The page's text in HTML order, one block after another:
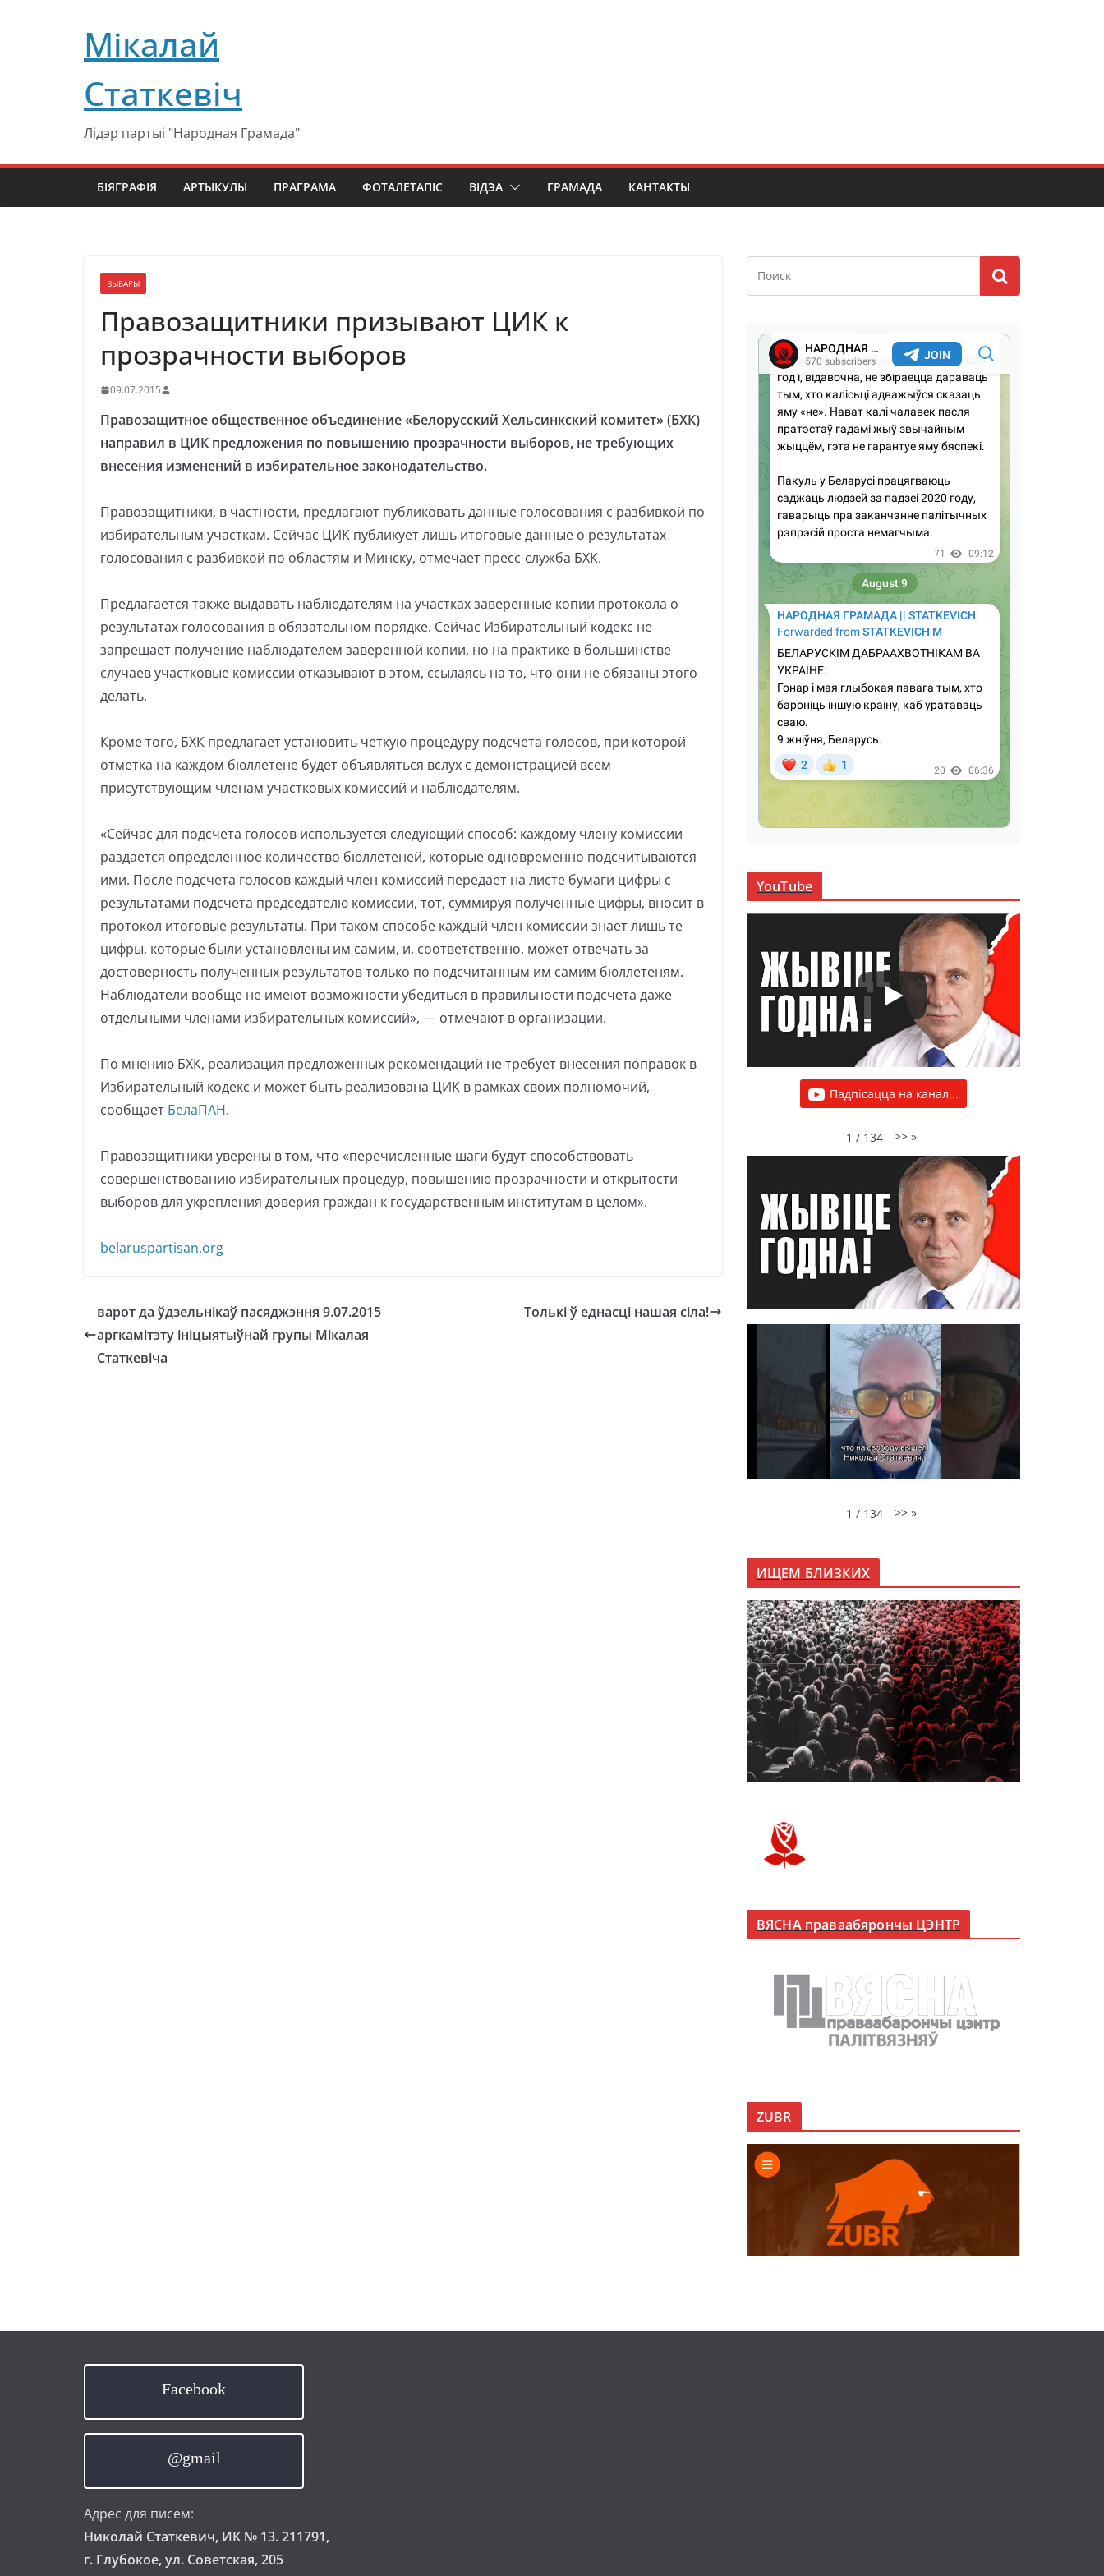
содержимомуМікалай
Статкевіч
Лідэр партыі "Народная Грамада"
БІЯГРАФІЯ АРТЫКУЛЫ ПРАГРАМА ФОТАЛЕТАПІС ВІДЭА ГРАМАДА КАНТАКТЫ
ВЫБАРЫ
Правозащитники призывают ЦИК к
прозрачности выборов
09.07.2015
Правозащитное общественное объединение «Белорусский Хельсинкский комитет» (БХК)
направил в ЦИК предложения по повышению прозрачности выборов, не требующих
внесения изменений в избирательное законодательство.
Правозащитники, в частности, предлагают публиковать данные голосования с разбивкой по
избирательным участкам. Сейчас ЦИК публикует лишь итоговые данные о результатах
голосования с разбивкой по областям и Минску, отмечает пресс-служба БХК.
Предлагается также выдавать наблюдателям на участках заверенные копии протокола о
результатах голосования в обязательном порядке. Сейчас Избирательный кодекс не
запрещает получение наблюдателем заверенной копии, но на практике в большинстве
случаев участковые комиссии отказывают в этом, ссылаясь на то, что они не обязаны этого
делать.
Кроме того, БХК предлагает установить четкую процедуру подсчета голосов, при которой
отметка на каждом бюллетене будет объявляться вслух с демонстрацией всем
присутствующим членам участковых комиссий и наблюдателям.
«Сейчас для подсчета голосов используется следующий способ: каждому члену комиссии
раздается определенное количество бюллетеней, которые одновременно подсчитываются
ими. После подсчета голосов каждый член комиссий передает на листе бумаги цифры с
результатами подсчета председателю комиссии, тот, суммируя полученные цифры, вносит в
протокол итоговые результаты. При таком способе каждый член комиссии знает лишь те
цифры, которые были установлены им самим, и, соответственно, может отвечать за
достоверность полученных результатов только по подсчитанным им самим бюллетеням.
Наблюдатели вообще не имеют возможности убедиться в правильности подсчета даже
отдельными членами избирательных комиссий», — отмечают в организации.
По мнению БХК, реализация предложенных рекомендаций не требует внесения поправок в
Избирательный кодекс и может быть реализована ЦИК в рамках своих полномочий,
сообщает БелаПАН.
Правозащитники уверены в том, что «перечисленные шаги будут способствовать
совершенствованию избирательных процедур, повышению прозрачности и открытости
выборов для укрепления доверия граждан к государственным институтам в целом».
belaruspartisan.org
варот да ўдзельнікаў пасяджэння 9.07.2015
аргкамітэту ініцыятыўнай групы Мікалая
Статкевіча
Толькі ў еднасці нашая сіла!
YouTube
Падпісацца на канал...
1 / 134 >> »
1 / 134 >> »
ИЩЕМ БЛИЗКИХ
ВЯСНА праваабярончы ЦЭНТР
ZUBR
Facebook
@gmail
Адрес для писем:
Николай Статкевич, ИК № 13. 211791,
г. Глубокое, ул. Советская, 205